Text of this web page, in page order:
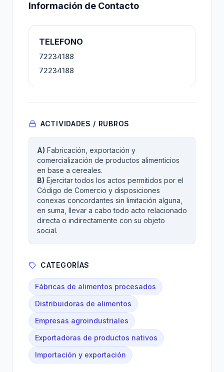
Información de Contacto
TELEFONO
72234188
72234188
ACTIVIDADES / RUBROS
A) Fabricación, exportación y
comercialización de productos alimenticios
en base a cereales.
B) Ejercitar todos los actos permitidos por el
Código de Comercio y disposiciones
conexas concordantes sin limitación alguna,
en suma, llevar a cabo todo acto relacionado
directa o indirectamente con su objeto
social.
CATEGORÍAS
Fábricas de alimentos procesados
Distribuidoras de alimentos
Empresas agroindustriales
Exportadoras de productos nativos
Importación y exportación